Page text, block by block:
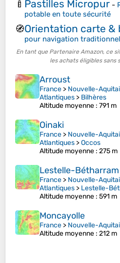
🍼 Pastilles Micropur -
potable en toute sécurité
🧭Orientation carte &
pour navigation
En tant que Partenaire Amazon, ce
les achats éligibles sans
Arroust
France > Nouvelle-
Atlantiques > Bilhères
Altitude moyenne : 791 m
Oinaki
France > Nouvelle-
Atlantiques >Occos
Altitude moyenne : 275 m
Lestelle-Bétharram
France > Nouvelle-
Atlantiques > Lestelle-
Altitude moyenne : 591 m
Moncayolle
France > Nouvelle-
Altitude moyenne : 212 m